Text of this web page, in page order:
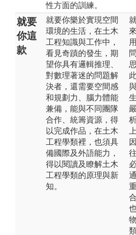
性方面的訓練。
就要
你這
款
就要你樂於實現空間
環境的生活，在土木
工程知識與工作中，
看見奇蹟的發生，期
望你具有邏輯推理、
對數理著迷的問題解
決者，還需要空間感
和規劃力、腦力體能
兼備，能與不同團隊
合作、統籌資源，得
以完成作品，在土木
工程學類裡，也須具
備國際及外語能力，
得以閱讀及瞭解土木
工程學類的原理與新
知。